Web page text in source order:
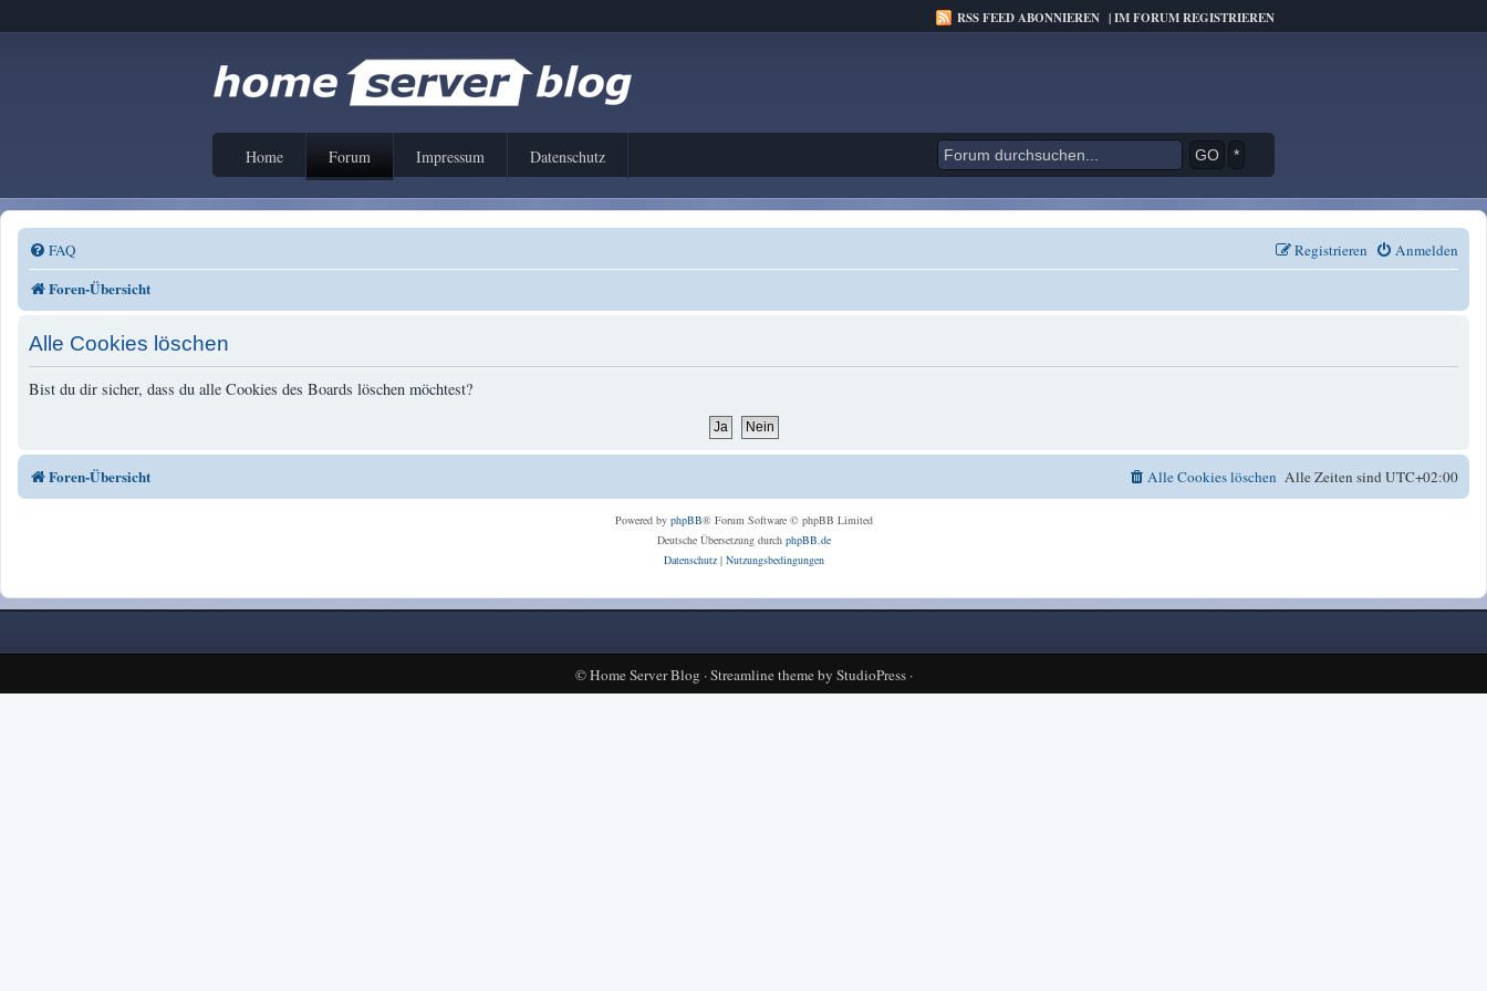
RSS FEED ABONNIEREN |IM FORUM REGISTRIEREN
Home Forum Impressum Datenschutz *
FAQ Anmelden
Registrieren
Foren-Übersicht
Alle Cookies löschen
Bist du dir sicher, dass du alle Cookies des Boards löschen möchtest?
Foren-Übersicht Alle Zeiten sindUTC+02:00
Alle Cookies löschen
Powered by phpBB® Forum Software © phpBB Limited
Deutsche Übersetzung durch phpBB.de
Datenschutz| Nutzungsbedingungen
©Home Server Blog ·Streamline themeby StudioPress·